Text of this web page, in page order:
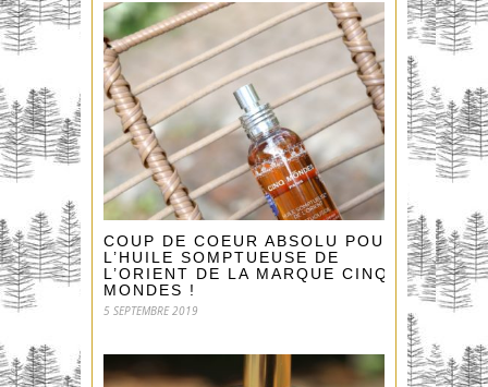
COUP DE COEUR ABSOLU POUR
L’HUILE SOMPTUEUSE DE
L’ORIENT DE LA MARQUE CINQ
MONDES !
5 SEPTEMBRE 2019